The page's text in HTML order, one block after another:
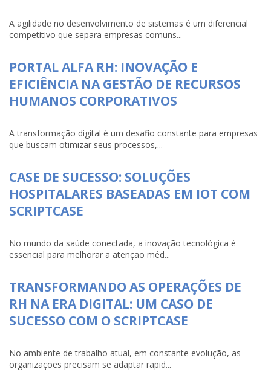
A agilidade no desenvolvimento de sistemas é um diferencial
competitivo que separa empresas comuns...
PORTAL ALFA RH: INOVAÇÃO E
EFICIÊNCIA NA GESTÃO DE RECURSOS
HUMANOS CORPORATIVOS
A transformação digital é um desafio constante para empresas
que buscam otimizar seus processos,...
CASE DE SUCESSO: SOLUÇÕES
HOSPITALARES BASEADAS EM IOT COM
SCRIPTCASE
No mundo da saúde conectada, a inovação tecnológica é
essencial para melhorar a atenção méd...
TRANSFORMANDO AS OPERAÇÕES DE
RH NA ERA DIGITAL: UM CASO DE
SUCESSO COM O SCRIPTCASE
No ambiente de trabalho atual, em constante evolução, as
organizações precisam se adaptar rapid...